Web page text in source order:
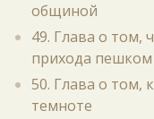
общиной
49. Глава о том,
прихода
50. Глава о том,
темноте